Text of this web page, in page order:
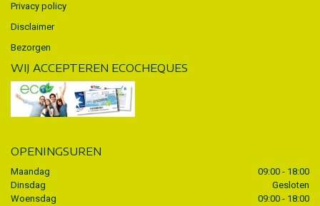
Privacy policy
Disclaimer
Bezorgen
WIJ ACCEPTEREN ECOCHEQUES
OPENINGSUREN
Maandag
09:00 - 18:00
Dinsdag
Gesloten
Woensdag
09:00 - 18:00